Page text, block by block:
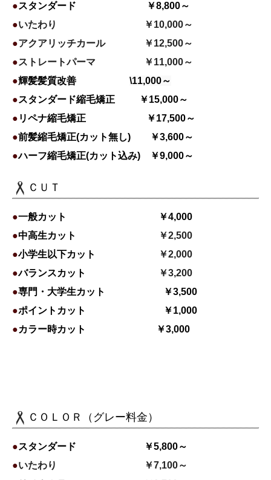
●スタンダード ￥8,800～
●いたわり ￥10,000～
●アクアリッチカール ￥12,500～
●ストレートパーマ ￥11,000～
●輝髪髪質改善
\11,000～
●スタンダード縮毛矯正 ￥15,000～
● リペナ縮毛矯正 ￥17,500～
●前髪縮毛矯正(カット無し) ￥3,600～
●ハーフ縮毛矯正(カット込み) ￥9,000～
ＣＵＴ
●一般カット
￥4,000
●中高生カット
￥2,500
●小学生以下カット
￥2,000
●バランスカット
￥3,200
●専門・大学生カット
￥3,500
●ポイントカット ￥1,000
●カラー時カット ￥3,000
ＣＯＬＯＲ（グレー料金）
●スタンダード ￥5,800～
●いたわり ￥7,100～